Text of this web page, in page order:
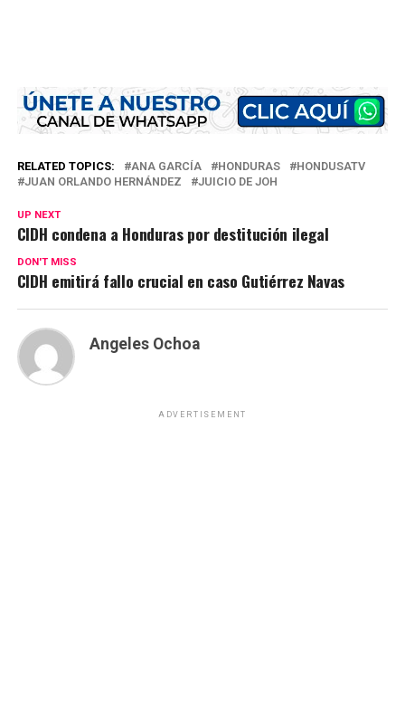
RELATED TOPICS: ANA GARCÍA HONDURAS
HONDUSATV
JUAN ORLANDO HERNÁNDEZ
JUICIO DE JOH
UP NEXT
CIDH condena a Honduras por destitución ilegal
DON'T MISS
CIDH emitirá fallo crucial en caso Gutiérrez Navas
Angeles Ochoa
ADVERTISEMENT